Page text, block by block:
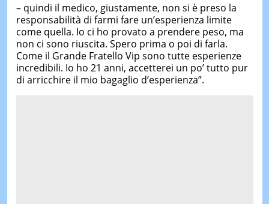
– quindi il medico, giustamente, non si è preso la
responsabilità di farmi fare un’esperienza limite
come quella. Io ci ho provato a prendere peso, ma
non ci sono riuscita. Spero prima o poi di farla.
Come il Grande Fratello Vip sono tutte esperienze
incredibili. Io ho 21 anni, accetterei un po’ tutto pur
di arricchire il mio bagaglio d’esperienza”.